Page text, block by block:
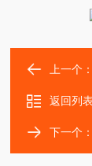
上一个
返回列表
下一个